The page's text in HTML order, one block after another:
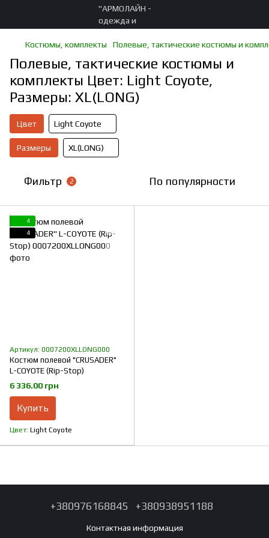
Костюмы, комплекты Полевые, тактические костюмы и
Полевые, тактические костюмы и
комплекты Цвет: Light Coyote,
Размеры: XL(LONG)
Цвет Light Coyote
Размеры XL(LONG)
Фильтр 2 По популярности
4
4
Артикул: 0007200XLLONG000
Костюм полевой "CRUSADER"
L-COYOTE (Rip-Stop)
6 336.00 грн
Купить
Цвет Light Coyote
+380976168845 +380938951188
Контактная информация